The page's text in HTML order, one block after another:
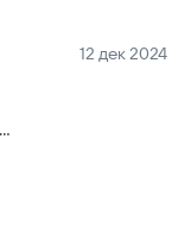
Дата:
12 дек 2024